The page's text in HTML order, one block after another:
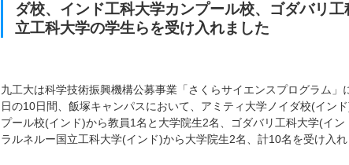
ダ校、インド工科大学カンプール校、ゴダバリ
立工科大学の学生らを受け入れました
九工大は科学技術振興機構公募事業「さくらサイエンスプログラム
日の10日間、飯塚キャンパスにおいて、アミティ大学ノイダ校(イン
プール校(インド)から教員1名と大学院生2名、ゴダバリ工科大学(イ
ラルネルー国立工科大学(インド)から大学院生2名、計10名を受け入